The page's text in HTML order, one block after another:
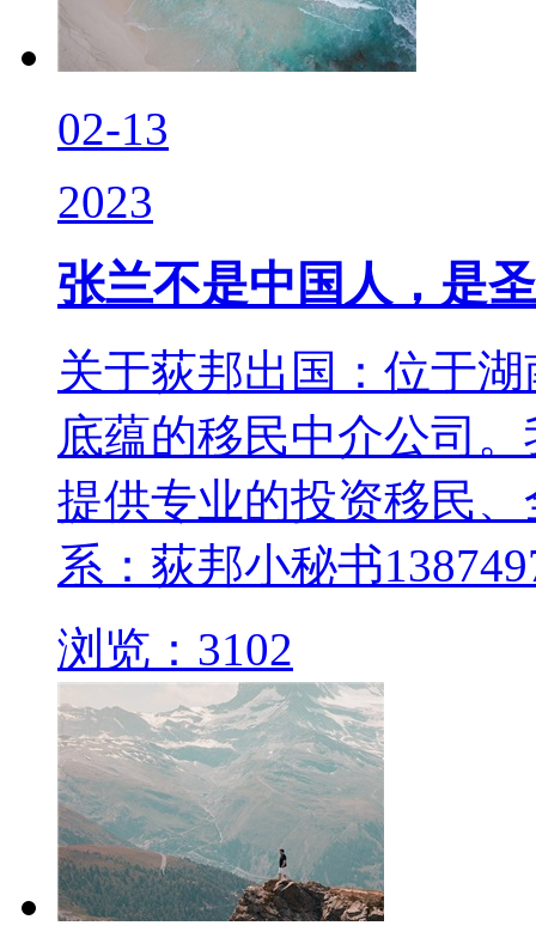
02-13
2023
张兰不是中国人，是
关于荻邦出国：位于
底蕴的移民中介公司
提供专业的投资移民
系：荻邦小秘书
浏览：3102